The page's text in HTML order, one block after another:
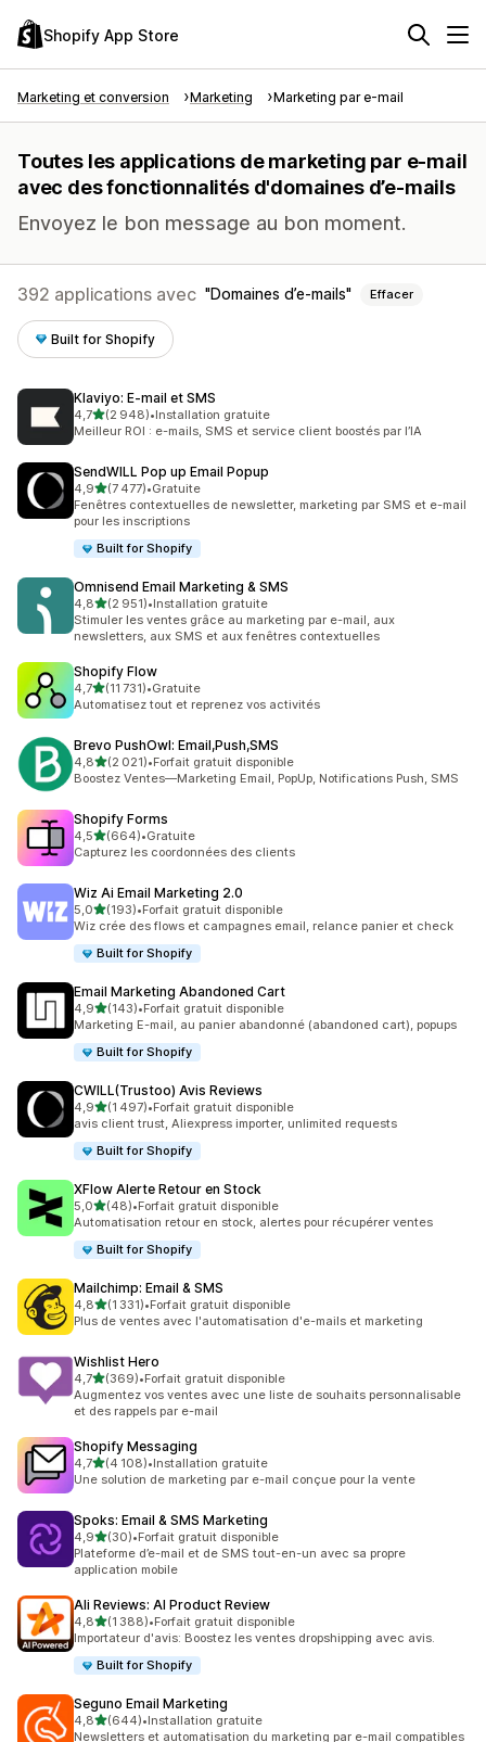
Shopify App Store
Marketing et conversion Marketing Marketing par e-mail
Toutes les applications de marketing par e-mail
avec des fonctionnalités d'domaines d’e-mails
Envoyez le bon message au bon moment.
392 applications avec Domaines d’e-mails Effacer
Built for Shopify
Klaviyo: E‑mail et SMS
4,7étoile(s) sur 5
(2 948)
2948 avis au total
•Installation gratuite
Meilleur ROI : e-mails, SMS et service client boostés par l’IA
SendWILL Pop up Email Popup
4,9étoile(s) sur 5
(7 477)
7477 avis au total
•Gratuite
Fenêtres contextuelles de newsletter, marketing par SMS et e-mail
pour les inscriptions
Built for Shopify
Omnisend Email Marketing & SMS
4,8étoile(s) sur 5
(2 951)
2951 avis au total
•Installation gratuite
Stimuler les ventes grâce au marketing par e-mail, aux
newsletters, aux SMS et aux fenêtres contextuelles
Shopify Flow
4,7étoile(s) sur 5
(11 731)
11731 avis au total
•Gratuite
Automatisez tout et reprenez vos activités
Brevo PushOwl: Email,Push,SMS
4,8étoile(s) sur 5
(2 021)
2021 avis au total
•Forfait gratuit disponible
Boostez Ventes—Marketing Email, PopUp, Notifications Push, SMS
Shopify Forms
4,5étoile(s) sur 5
(664)
664 avis au total
•Gratuite
Capturez les coordonnées des clients
Wiz Ai Email Marketing 2.0
5,0étoile(s) sur 5
(193)
193 avis au total
•Forfait gratuit disponible
Wiz crée des flows et campagnes email, relance panier et check
Built for Shopify
Email Marketing Abandoned Cart
4,9étoile(s) sur 5
(143)
143 avis au total
•Forfait gratuit disponible
Marketing E-mail, au panier abandonné (abandoned cart), popups
Built for Shopify
CWILL(Trustoo) Avis Reviews
4,9étoile(s) sur 5
(1 497)
1497 avis au total
•Forfait gratuit disponible
avis client trust, Aliexpress importer, unlimited requests
Built for Shopify
XFlow Alerte Retour en Stock
5,0étoile(s) sur 5
(48)
48 avis au total
•Forfait gratuit disponible
Automatisation retour en stock, alertes pour récupérer ventes
Built for Shopify
Mailchimp: Email & SMS
4,8étoile(s) sur 5
(1 331)
1331 avis au total
•Forfait gratuit disponible
Plus de ventes avec l'automatisation d'e-mails et marketing
Wishlist Hero
4,7étoile(s) sur 5
(369)
369 avis au total
•Forfait gratuit disponible
Augmentez vos ventes avec une liste de souhaits personnalisable
et des rappels par e-mail
Shopify Messaging
4,7étoile(s) sur 5
(4 108)
4108 avis au total
•Installation gratuite
Une solution de marketing par e-mail conçue pour la vente
Spoks: Email & SMS Marketing
4,9étoile(s) sur 5
(30)
30 avis au total
•Forfait gratuit disponible
Plateforme d’e-mail et de SMS tout-en-un avec sa propre
application mobile
Ali Reviews: AI Product Review
4,8étoile(s) sur 5
(1 388)
1388 avis au total
•Forfait gratuit disponible
Importateur d'avis: Boostez les ventes dropshipping avec avis.
Built for Shopify
Seguno Email Marketing
4,8étoile(s) sur 5
(644)
644 avis au total
•Installation gratuite
Newsletters et automatisation du marketing par e-mail compatibles